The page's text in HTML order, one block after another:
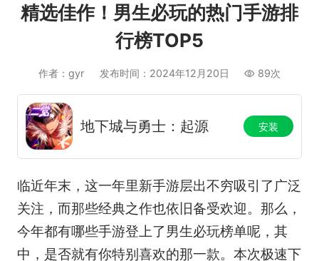
精选佳作！男生必玩的热门手游排
行榜TOP5
作者：gyr 发布时间：2024年12月20日 89次
地下城与勇士：起源 安装
临近年末，这一年里新手游层出不穷吸引了广泛
关注，而那些经典之作也依旧备受欢迎。那么，
今年都有哪些手游登上了男生必玩榜单呢，其
中，是否就有你特别喜欢的那一款。本次极速下